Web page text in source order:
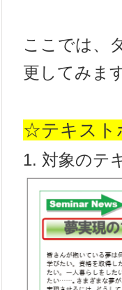
ここでは、
更してみます
☆テキスト
1. 対象のテ